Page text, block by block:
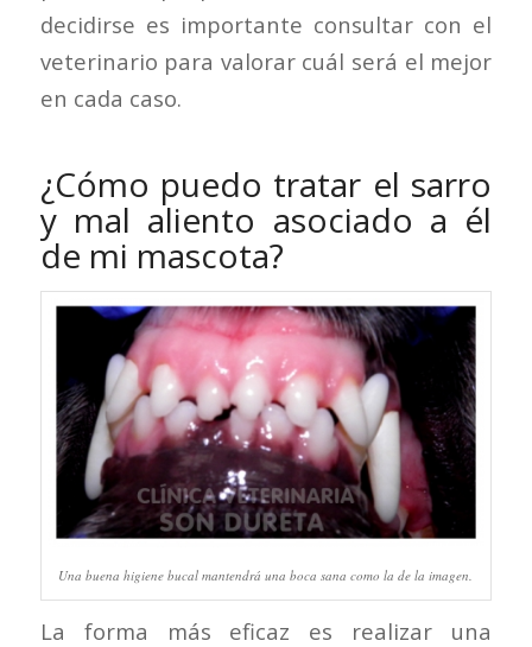
decidirse es importante consultar con el
veterinario para valorar cuál será el mejor
en cada caso.
¿Cómo puedo tratar el sarro
y mal aliento asociado a él
de mi mascota?
Una buena higiene bucal mantendrá una boca sana como la de la imagen.
La forma más eficaz es realizar una